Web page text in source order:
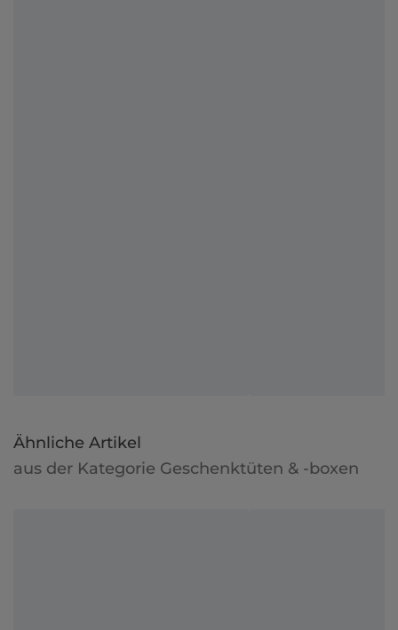
Ähnliche Artikel
aus der Kategorie Geschenktüten & -boxen